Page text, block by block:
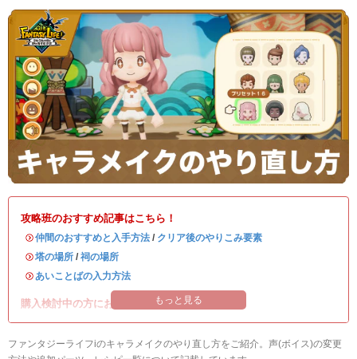
攻略班のおすすめ記事はこちら！
・仲間のおすすめと入手方法 / クリア後のやりこみ要素
・塔の場所 / 祠の場所
・ あいことばの入力方法
購入検討中の方におすすめの記事はこちら！
もっと見る
ファンタジーライフiのキャラメイクのやり直し方をご紹介。声(ボイス)の変更